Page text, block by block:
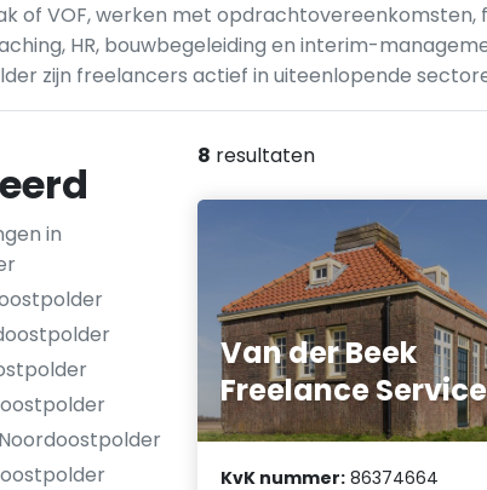
of VOF, werken met
HR, bouwbegeleiding en interim-
zijn freelancers actief in uiteenlopende
in
8 resultaten
Van der Beek
Freelance Service
KvK nummer: 86374664